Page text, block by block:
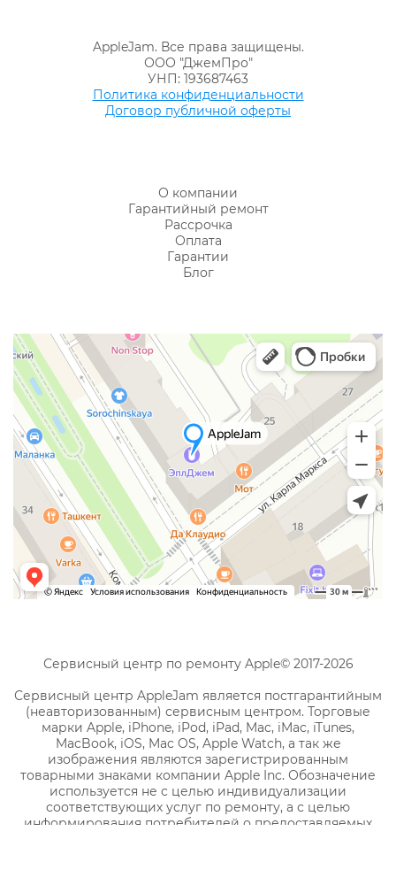
AppleJam. Все права защищены.
ООО "ДжемПро"
УНП: 193687463
Политика конфиденциальности
Договор публичной оферты
О компании
Гарантийный ремонт
Рассрочка
Оплата
Гарантии
Блог
Сервисный центр по ремонту Apple© 2017-2026
Сервисный центр AppleJam является постгарантийным
(неавторизованным) сервисным центром. Торговые
марки Apple, iPhone, iPod, iPad, Mac, iMac, iTunes,
MacBook, iOS, Mac OS, Apple Watch, а так же
изображения являются зарегистрированным
товарными знаками компании Apple Inc. Обозначение
используется не с целью индивидуализации
соответствующих услуг по ремонту, а с целью
информирования потребителей о предоставляемых